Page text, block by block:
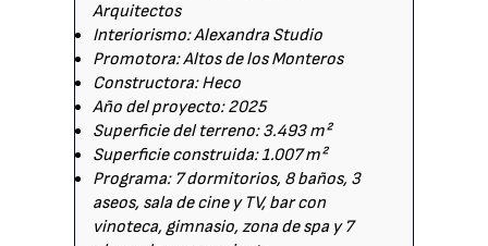
Arquitectos
Interiorismo: Alexandra Studio
Promotora: Altos de los Monteros
Constructora: Heco
Año del proyecto: 2025
Superficie del terreno: 3.493 m²
Superficie construida: 1.007 m²
Programa: 7 dormitorios, 8 baños, 3
aseos, sala de cine y TV, bar con
vinoteca, gimnasio, zona de spa y 7